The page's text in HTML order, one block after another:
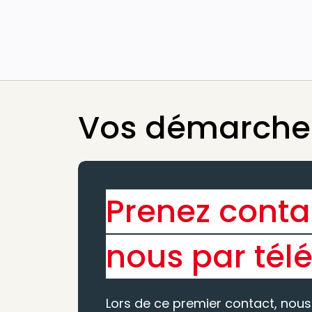
Vos
Prenez
nous par
Lors de ce premier contact,